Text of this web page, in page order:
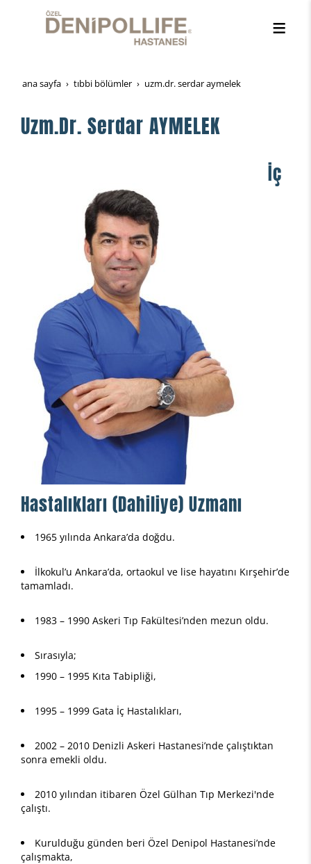
ana sayfa tibbi̇ bölümler uzm.dr. serdar aymelek
Uzm.Dr. Serdar AYMELEK
İç
Hastalıkları (Dahiliye) Uzmanı
1965 yılında Ankara’da doğdu.
İlkokul’u Ankara’da, ortaokul ve lise hayatını Kırşehir’de
tamamladı.
1983 – 1990 Askeri Tıp Fakültesi’nden mezun oldu.
Sırasıyla;
1990 – 1995 Kıta Tabipliği,
1995 – 1999 Gata İç Hastalıkları,
2002 – 2010 Denizli Askeri Hastanesi’nde çalıştıktan
sonra emekli oldu.
2010 yılından itibaren Özel Gülhan Tıp Merkezi'nde
çalıştı.
Kurulduğu günden beri Özel Denipol Hastanesi’nde
çalışmakta,